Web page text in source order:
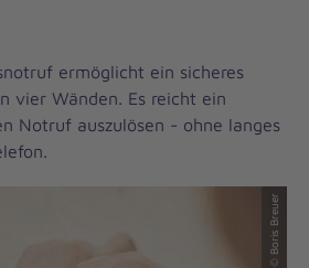
ermöglicht ein sicheres
vier Wänden. Es reicht ein
Notruf auszulösen - ohne langes
© Boris Breuer